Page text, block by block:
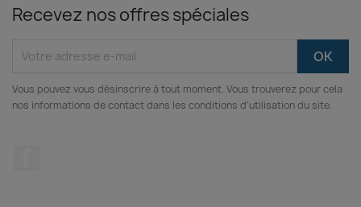
Recevez nos offres spéciales
Vous pouvez vous désinscrire à tout moment. Vous trouverez pour cela
nos informations de contact dans les conditions d'utilisation du site.